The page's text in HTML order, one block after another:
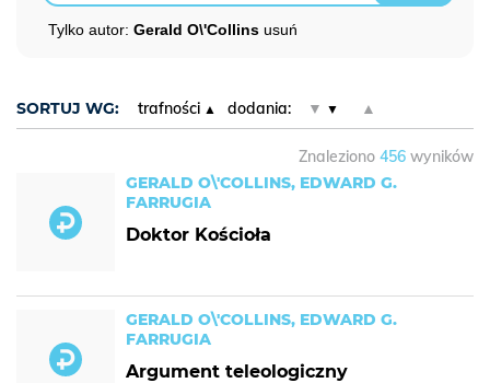
Tylko autor: Gerald O\'Collins usuń
SORTUJ WG: trafności dodania: ▼ ▲
Znaleziono 456 wyników
GERALD O\'COLLINS, EDWARD G.
FARRUGIA
Doktor Kościoła
GERALD O\'COLLINS, EDWARD G.
FARRUGIA
Argument teleologiczny